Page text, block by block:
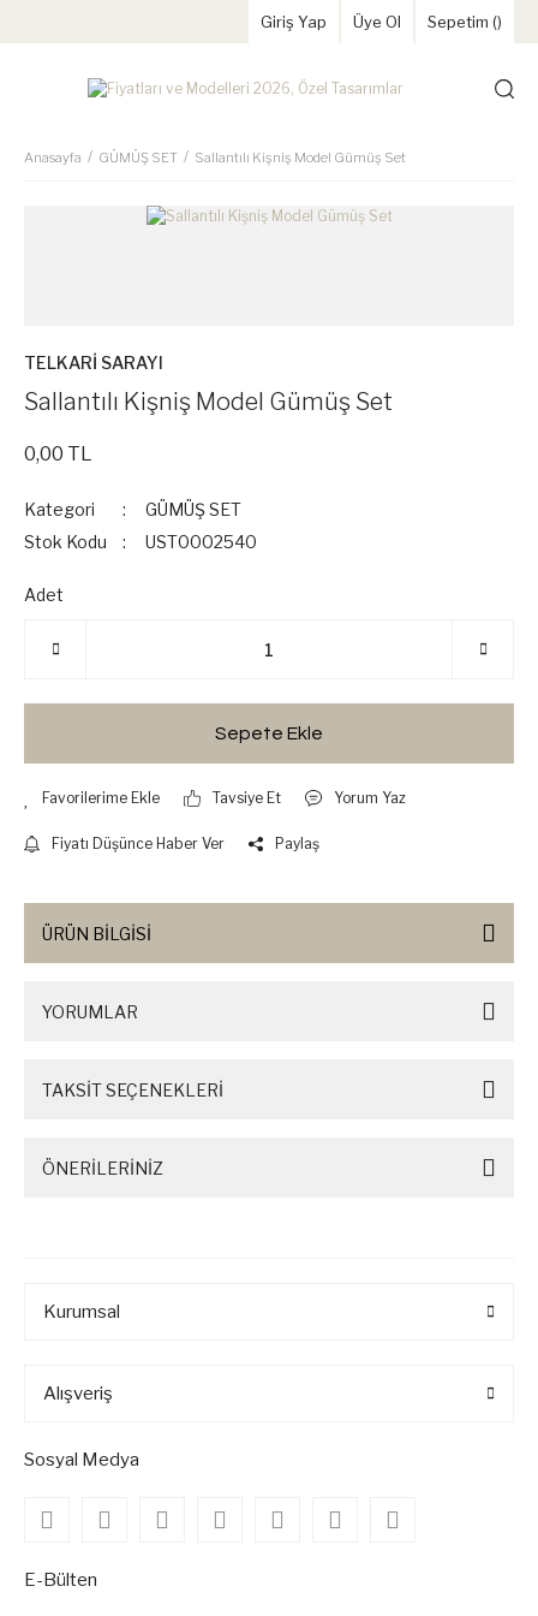
Giriş Yap Üye Ol Sepetim ()
Anasayfa GÜMÜŞ SET Sallantılı Kişniş Model Gümüş Set
TELKARİ SARAYI
Sallantılı Kişniş Model Gümüş Set
0,00 TL
Kategori
GÜMÜŞ SET
Stok Kodu
UST0002540
Adet
Sepete Ekle
Tavsiye Et Yorum Yaz
Fiyatı Düşünce Haber Ver Paylaş
ÜRÜN BİLGİSİ
YORUMLAR
TAKSİT SEÇENEKLERİ
ÖNERİLERİNİZ
Kurumsal
Alışveriş
Sosyal Medya
E-Bülten